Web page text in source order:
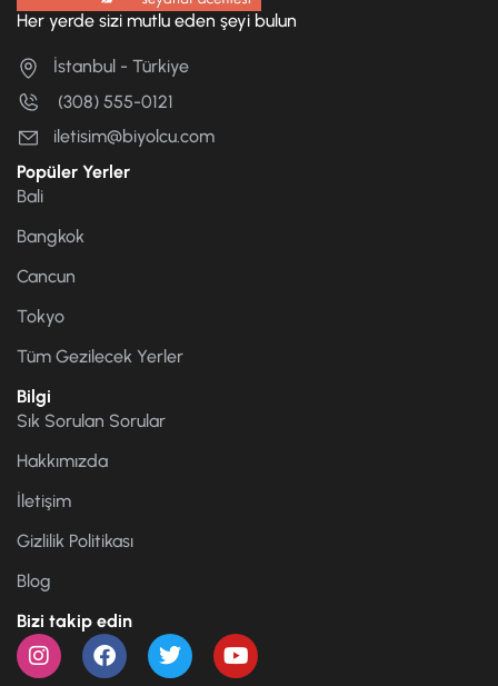
Her yerde sizi mutlu eden şeyi bulun
İstanbul - Türkiye
(308) 555-0121
iletisim@biyolcu.com
Popüler Yerler
Bali
Bangkok
Cancun
Tokyo
Tüm Gezilecek Yerler
Bilgi
Sık Sorulan Sorular
Hakkımızda
İletişim
Gizlilik Politikası
Blog
Bizi takip edin